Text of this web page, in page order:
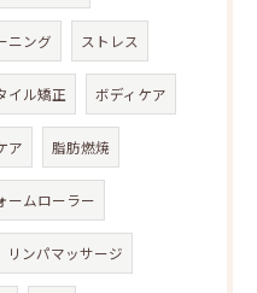
ニング ストレス
イル矯正 ボディケア
ア 脂肪燃焼
ームローラー
リンパマッサージ